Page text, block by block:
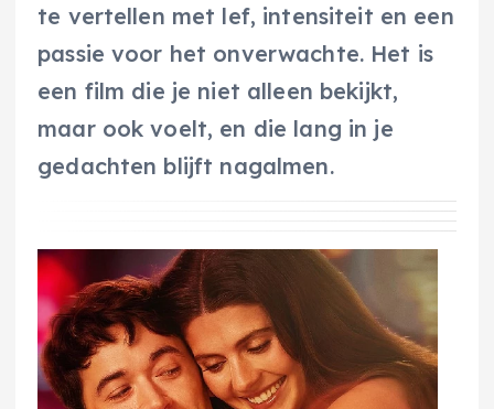
te vertellen met lef, intensiteit en een
passie voor het onverwachte. Het is
een film die je niet alleen bekijkt,
maar ook voelt, en die lang in je
gedachten blijft nagalmen.